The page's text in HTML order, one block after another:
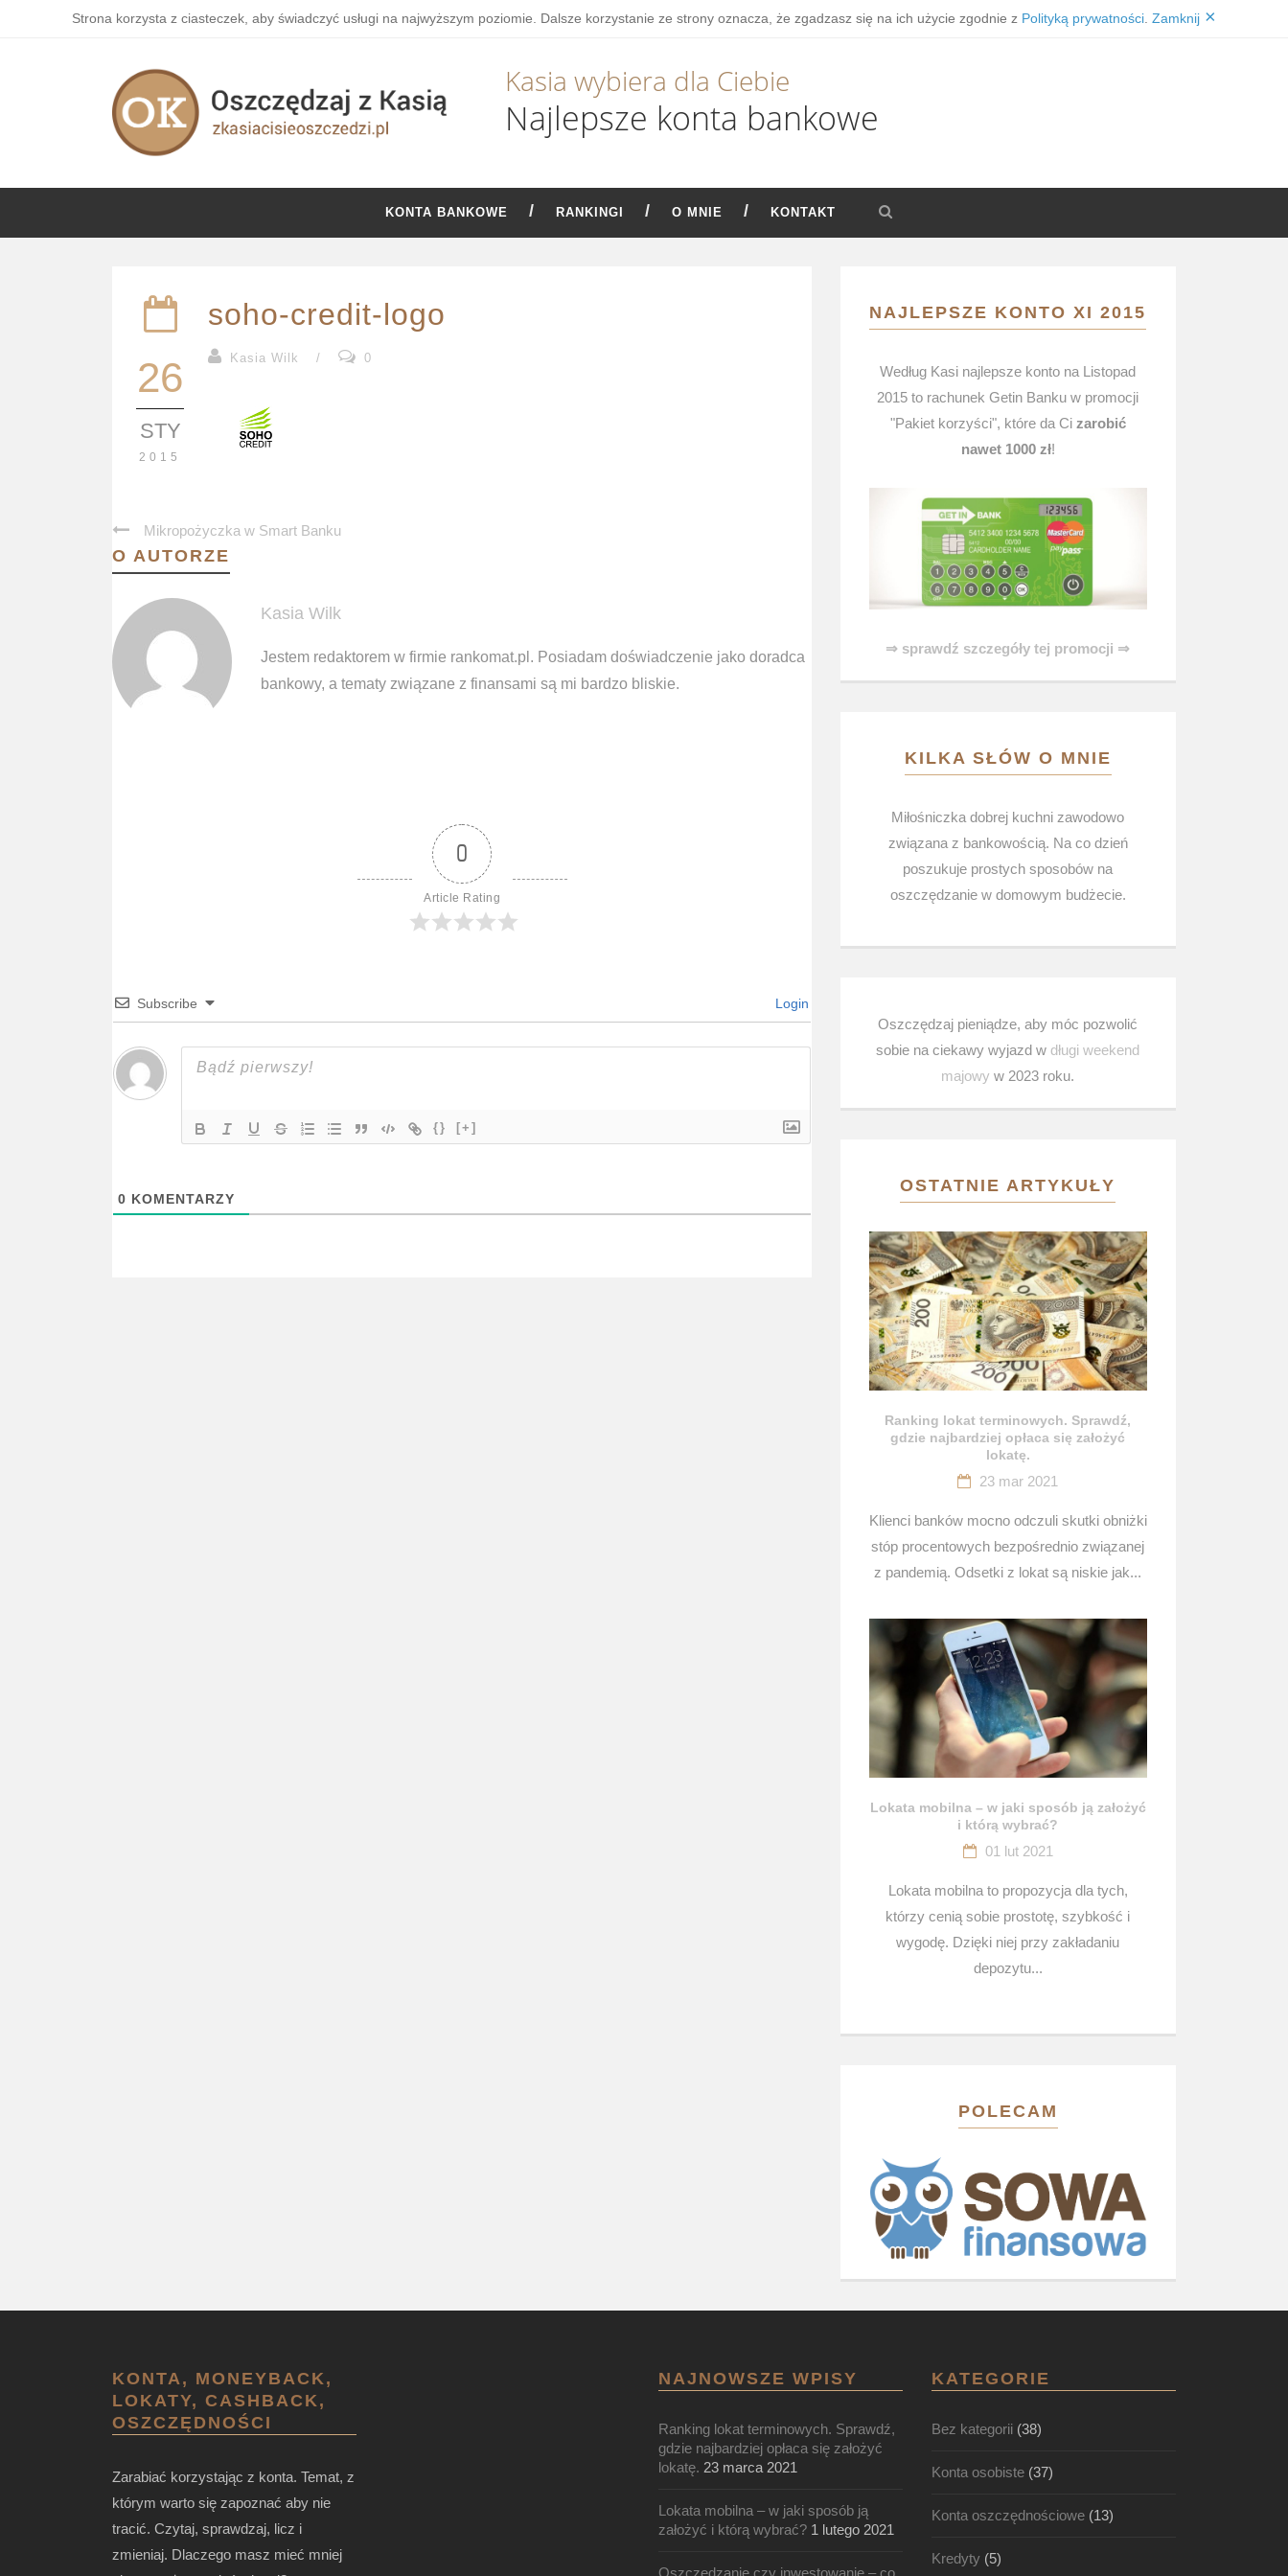
Strona korzysta z ciasteczek, aby świadczyć usługi na najwyższym poziomie. Dalsze korzystanie ze strony oznacza, że zgadzasz się na ich użycie zgodnie z Polityką prywatności Zamknij ×
Kasia wybiera dla Ciebie
Najlepsze konta bankowe
KONTA BANKOWE RANKINGI O MNIE KONTAKT
26
STY
2015
soho-credit-logo
Kasia Wilk / 0
Mikropożyczka w Smart Banku
O AUTORZE
Kasia Wilk
Jestem redaktorem w firmie rankomat.pl. Posiadam doświadczenie jako doradca
bankowy, a tematy związane z finansami są mi bardzo bliskie.
0
Article Rating
Subscribe Login
{} [+]
0 KOMENTARZY
NAJLEPSZE KONTO XI 2015
Według Kasi najlepsze konto na Listopad
2015 to rachunek Getin Banku w promocji
"Pakiet korzyści", które da Ci zarobić
nawet 1000 zł!
⇒ sprawdź szczegóły tej promocji ⇒
KILKA SŁÓW O MNIE
Miłośniczka dobrej kuchni zawodowo
związana z bankowością. Na co dzień
poszukuje prostych sposobów na
oszczędzanie w domowym budżecie.
Oszczędzaj pieniądze, aby móc pozwolić
sobie na ciekawy wyjazd w długi weekend
majowy w 2023 roku.
OSTATNIE ARTYKUŁY
Ranking lokat terminowych. Sprawdź,
gdzie najbardziej opłaca się założyć
lokatę.
23 mar 2021
Klienci banków mocno odczuli skutki obniżki
stóp procentowych bezpośrednio związanej
z pandemią. Odsetki z lokat są niskie jak...
Lokata mobilna – w jaki sposób ją założyć
i którą wybrać?
01 lut 2021
Lokata mobilna to propozycja dla tych,
którzy cenią sobie prostotę, szybkość i
wygodę. Dzięki niej przy zakładaniu
depozytu...
POLECAM
KONTA, MONEYBACK,
LOKATY, CASHBACK,
OSZCZĘDNOŚCI
Zarabiać korzystając z konta. Temat, z
którym warto się zapoznać aby nie
tracić. Czytaj, sprawdzaj, licz i
zmieniaj. Dlaczego masz mieć mniej
NAJNOWSZE WPISY
Ranking lokat terminowych. Sprawdź,
gdzie najbardziej opłaca się założyć
lokatę. 23 marca 2021
Lokata mobilna – w jaki sposób ją
założyć i którą wybrać? 1 lutego 2021
KATEGORIE
Bez kategorii (38)
Konta osobiste (37)
Konta oszczędnościowe (13)
Kredyty (5)